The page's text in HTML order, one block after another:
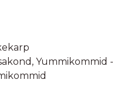
, Yummikommid -